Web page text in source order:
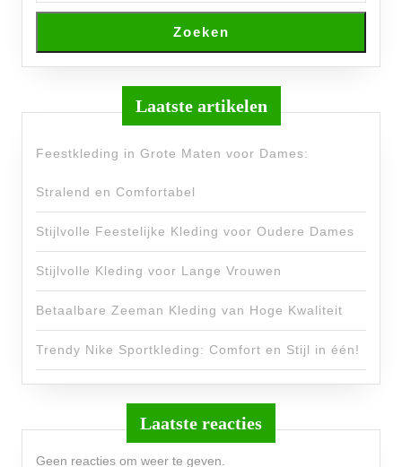
Zoeken
Laatste artikelen
Feestkleding in Grote Maten voor Dames:
Stralend en Comfortabel
Stijlvolle Feestelijke Kleding voor Oudere Dames
Stijlvolle Kleding voor Lange Vrouwen
Betaalbare Zeeman Kleding van Hoge Kwaliteit
Trendy Nike Sportkleding: Comfort en Stijl in één!
Laatste reacties
Geen reacties om weer te geven.